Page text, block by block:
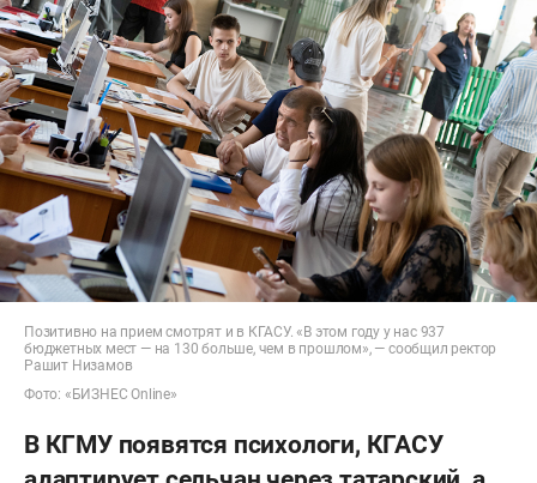
Позитивно на прием смотрят и в КГАСУ. «В этом году у нас 937
бюджетных мест — на 130 больше, чем в прошлом», — сообщил ректор
Рашит Низамов
Фото: «БИЗНЕС Online»
В КГМУ появятся психологи, КГАСУ